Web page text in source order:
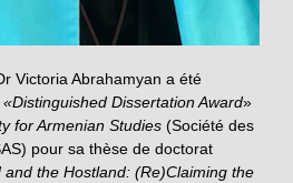
Victoria Abrahamyan a été
«Distinguished Dissertation Award»
for Armenian Studies (Société des
pour sa thèse de doctorat
the Hostland: (Re)Claiming the